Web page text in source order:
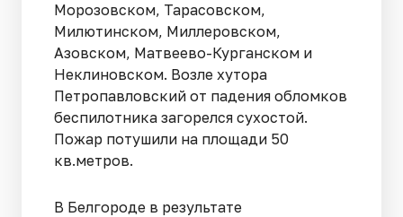
Морозовском, Тарасовском,
Милютинском, Миллеровском,
Азовском, Матвеево-Курганском и
Неклиновском. Возле хутора
Петропавловский от падения обломков
беспилотника загорелся сухостой.
Пожар потушили на площади 50
кв.метров.
В Белгороде в результате